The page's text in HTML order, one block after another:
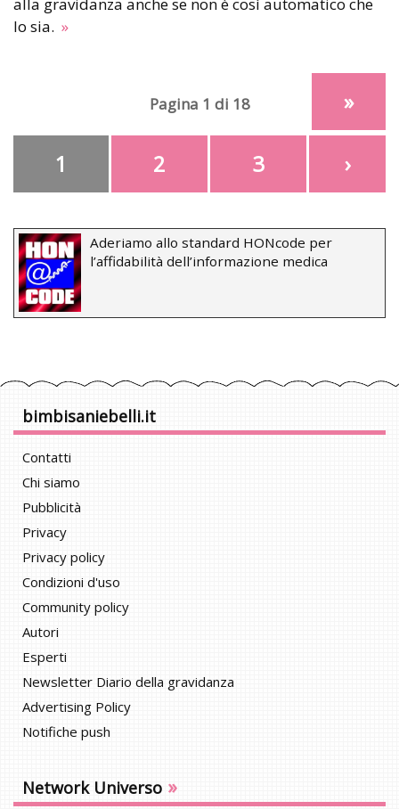
alla gravidanza anche se non è così automatico che
lo sia. »
Pagina 1 di 18
1 2 3 ›
»
Aderiamo allo standard HONcode per
l’affidabilità dell’informazione medica
bimbisaniebelli.it
Contatti
Chi siamo
Pubblicità
Privacy
Privacy policy
Condizioni d'uso
Community policy
Autori
Esperti
Newsletter Diario della gravidanza
Advertising Policy
Notifiche push
Network Universo »